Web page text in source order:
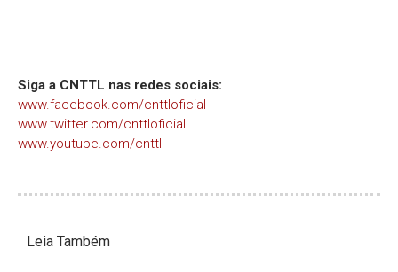
Siga a CNTTL nas redes sociais:
www.facebook.com/cnttloficial
www.twitter.com/cnttloficial
www.youtube.com/cnttl
Leia Também